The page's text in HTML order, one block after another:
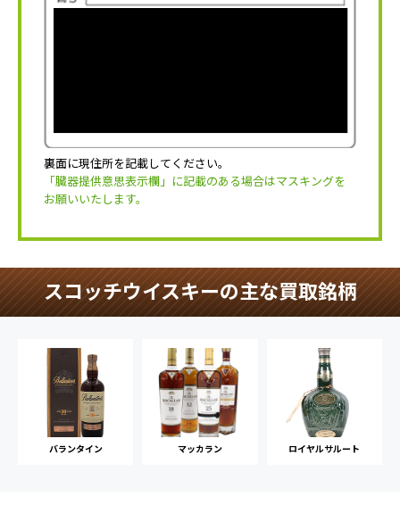
裏面に現住所を記載してください。
「臓器提供意思表示欄」に記載のある場合はマスキングを
お願いいたします。
スコッチウイスキーの主な買取銘柄
バランタイン マッカラン ロイヤルサルート